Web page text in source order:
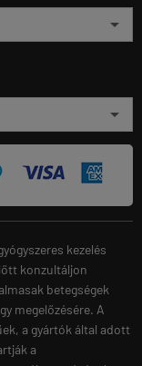
kezelés
konzultáljon
betegségek
megelőzésére. A
a gyártók által adott
a